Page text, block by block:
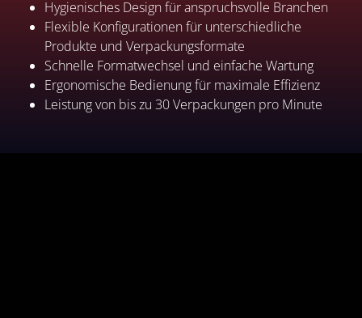
Hygienisches Design für anspruchsvolle Branchen
Flexible Konfigurationen für unterschiedliche
Produkte und Verpackungsformate
Schnelle Formatwechsel und einfache Wartung
Ergonomische Bedienung für maximale Effizienz
Leistung von bis zu 30 Verpackungen pro Minute